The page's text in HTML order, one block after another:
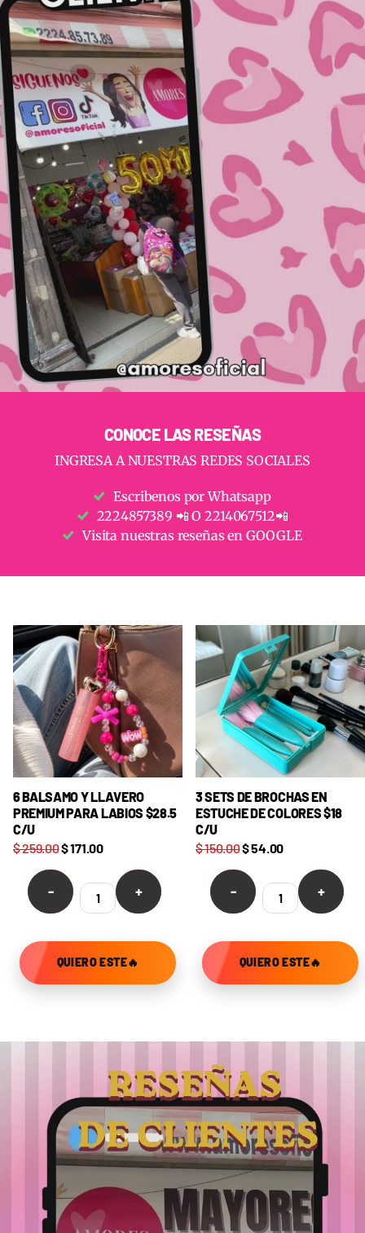
CONOCE LAS RESEÑAS
INGRESA A NUESTRAS REDES SOCIALES
Escribenos por Whatsapp
2224857389 📲 O 2214067512📲
Visita nuestras reseñas en GOOGLE
6 BALSAMO Y LLAVERO
PREMIUM PARA LABIOS $28.5
C/U
$ 259.00$ 171.00
- +
QUIERO ESTE🔥
3 SETS DE BROCHAS EN
ESTUCHE DE COLORES $18
C/U
$ 150.00$ 54.00
- +
QUIERO ESTE🔥